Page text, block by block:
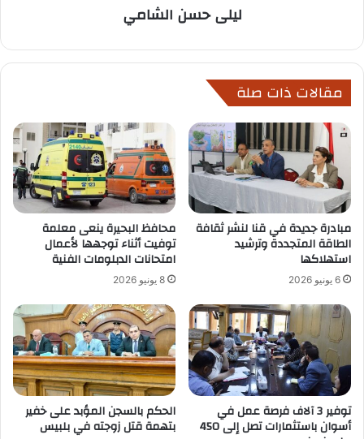
ليلى حسن الشامي
مقالات ذات صلة
مبادرة جديدة في قنا لنشر ثقافة
الطاقة المتجددة وترشيد
استهلاكها
6 يونيو 2026
محافظ البحيرة ينعى معلمة
توفيت أثناء توجهها لأعمال
امتحانات الدبلومات الفنية
8 يونيو 2026
توفير 3 آلاف فرصة عمل في
أسوان باستثمارات تصل إلى 450
الحكم بالسجن المؤبد على خفير
بتهمة قتل زوجته في بلبيس